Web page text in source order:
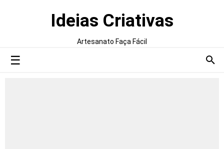
Ideias Criativas
Artesanato Faça Fácil